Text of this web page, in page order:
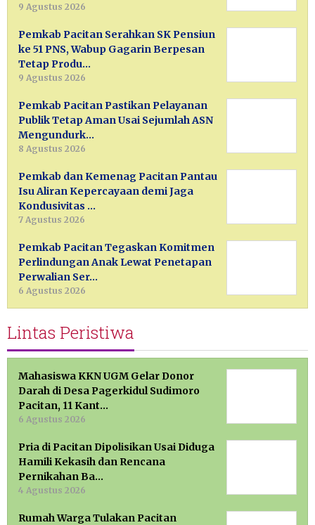
9 Agustus 2026
Pemkab Pacitan Serahkan SK Pensiun
ke 51 PNS, Wabup Gagarin Berpesan
Tetap Produ…
9 Agustus 2026
Pemkab Pacitan Pastikan Pelayanan
Publik Tetap Aman Usai Sejumlah ASN
Mengundurk…
8 Agustus 2026
Pemkab dan Kemenag Pacitan Pantau
Isu Aliran Kepercayaan demi Jaga
Kondusivitas …
7 Agustus 2026
Pemkab Pacitan Tegaskan Komitmen
Perlindungan Anak Lewat Penetapan
Perwalian Ser…
6 Agustus 2026
Lintas Peristiwa
Mahasiswa KKN UGM Gelar Donor
Darah di Desa Pagerkidul Sudimoro
Pacitan, 11 Kant…
6 Agustus 2026
Pria di Pacitan Dipolisikan Usai Diduga
Hamili Kekasih dan Rencana
Pernikahan Ba…
4 Agustus 2026
Rumah Warga Tulakan Pacitan